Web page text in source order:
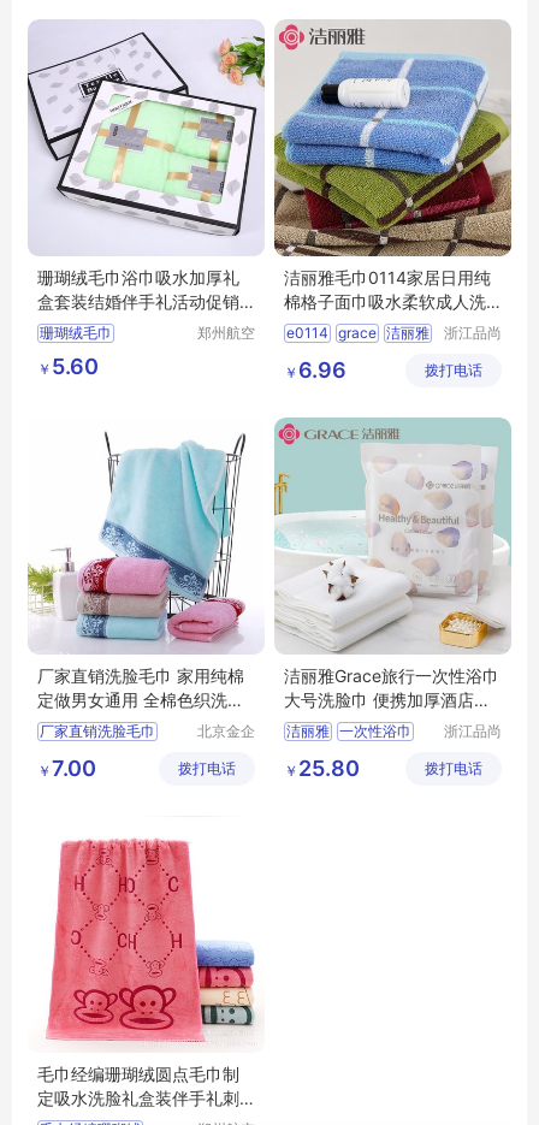
珊瑚绒毛巾浴巾吸水加厚礼
盒套装结婚伴手礼活动促销
礼品印字logo
珊瑚绒毛巾
浴巾吸水加厚
礼盒套装结婚
郑州航空
￥ 5.60
洁丽雅毛巾0114家居日用纯
棉格子面巾吸水柔软成人洗
脸洗澡毛.巾
e0114 grace 洁丽雅
面巾 洗脸洗澡毛巾
浙江品尚
公司
￥ 6.96 拨打电话
厂家直销洗脸毛巾 家用纯棉
定做男女通用 全棉色织洗脸
巾厂家批发 情侣情人节定制l
ogo毛巾礼盒套装
厂家直销洗脸毛巾
情人节刻字毛巾礼盒
北京金企
有限公司
￥ 7.00 拨打电话
洁丽雅Grace旅行一次性浴巾
大号洗脸巾 便携加厚酒店用
品洗澡毛巾
洁丽雅 一次性浴巾
浙江品尚
公司
￥ 25.80 拨打电话
毛巾经编珊瑚绒圆点毛巾制
定吸水洗脸礼盒装伴手礼刺